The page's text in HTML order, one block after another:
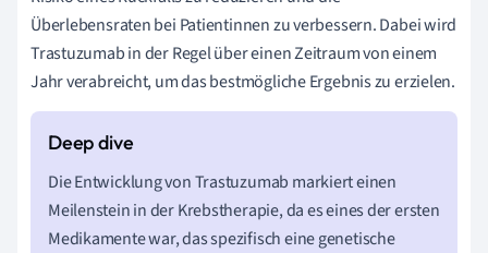
Überlebensraten bei Patientinnen zu verbessern. Dabei wird
Trastuzumab in der Regel über einen Zeitraum von einem
Jahr verabreicht, um das bestmögliche Ergebnis zu erzielen.
Die Entwicklung von Trastuzumab markiert einen
Meilenstein in der Krebstherapie, da es eines der ersten
Medikamente war, das spezifisch eine genetische